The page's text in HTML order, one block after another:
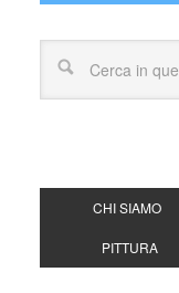
CHI SIAMO
PITTURA